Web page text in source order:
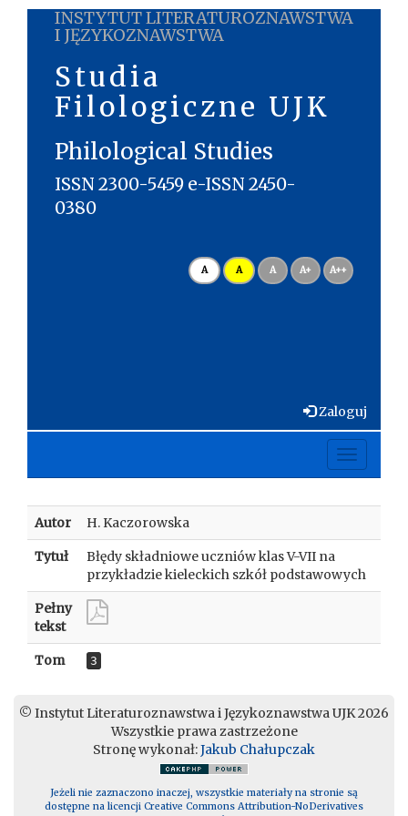
INSTYTUT LITERATUROZNAWSTWA
I JĘZYKOZNAWSTWA
Studia
Filologiczne UJK
Philological Studies
ISSN 2300-5459 e-ISSN 2450-
0380
A A A A+ A++
Zaloguj
Toggle
Autor H. Kaczorowska
Tytuł
Błędy składniowe uczniów klas V-VII na
przykładzie kieleckich szkół podstawowych
Pełny
tekst
Tom 3
© Instytut Literaturoznawstwa i Językoznawstwa UJK 2026
Wszystkie prawa zastrzeżone
Stronę wykonał:Jakub Chałupczak
Jeżeli nie zaznaczono inaczej, wszystkie materiały na stronie są
dostępne na licencji Creative Commons Attribution-NoDerivatives